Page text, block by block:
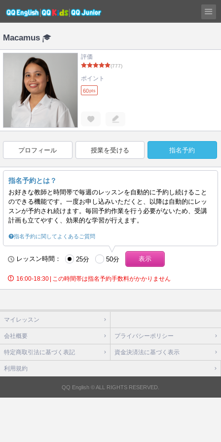
Macamus
評価
(777)
ポイント
60pts
プロフィール 授業を受ける 指名予約
指名予約とは？
お好きな教師と時間帯で毎週のレッスンを自動的に予約し続けること
のできる機能です。一度お申し込みいただくと、以降は自動的にレッ
スンが予約され続けます。毎回予約作業を行う必要がないため、受講
計画も立てやすく、効果的な学習が行えます。
指名予約に関してよくあるご質問
レッスン時間： 25分 50分
16:00-18:30 この時間帯は指名予約手数料がかかりません
マイレッスン
会社概要 プライバシーポリシー
特定商取引法に基づく表記 資金決済法に基づく表示
利用規約
QQ English © ALL RIGHTS RESERVED.